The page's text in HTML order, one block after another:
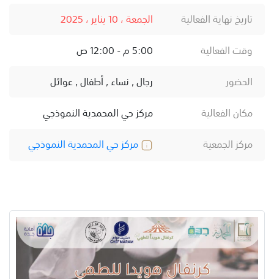
تاريخ نهاية الفعالية
الجمعة ، 10 يناير ، 2025
وقت الفعالية
5:00 م - 12:00 ص
الحضور
رجال , نساء , أطفال , عوائل
مكان الفعالية
مركز حي المحمدية النموذجي
مركز الجمعية
مركز حي المحمدية النموذجي